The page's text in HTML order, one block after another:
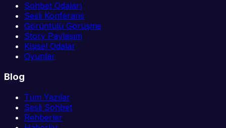
Sohbet Odaları
Sesli Konferans
Görüntülü Görüşme
Story Paylaşım
Kişisel Odalar
Oyunlar
Blog
Tüm Yazılar
Sesli Sohbet
Rehberler